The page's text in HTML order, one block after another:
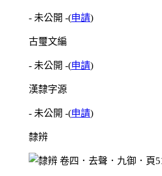
- 未公開 -(申請)
古璽文編
- 未公開 -(申請)
漢隸字源
- 未公開 -(申請)
隸辨